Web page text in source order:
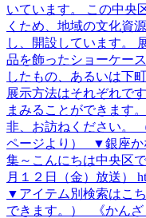
いています。 この中央
くため、地域の文化資
し、開設しています。
品を飾ったショーケー
したもの、あるいは下
展示方法はそれぞれで
まみることができます
非、お訪ねください。
ページより） ▼銀座か
集～こんにちは中央区
月１２日（金）放送）
▼アイテム別検索はこ
できます。） 《かんざ